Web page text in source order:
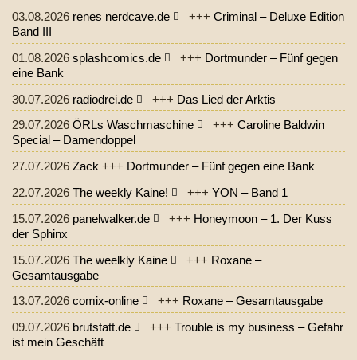
03.08.2026 renes nerdcave.de +++ Criminal – Deluxe Edition
Band III
01.08.2026 splashcomics.de +++ Dortmunder – Fünf gegen
eine Bank
30.07.2026 radiodrei.de +++ Das Lied der Arktis
29.07.2026 ÖRLs Waschmaschine +++ Caroline Baldwin
Special – Damendoppel
27.07.2026 Zack +++ Dortmunder – Fünf gegen eine Bank
22.07.2026 The weekly Kaine! +++ YON – Band 1
15.07.2026 panelwalker.de +++ Honeymoon – 1. Der Kuss
der Sphinx
15.07.2026 The weelkly Kaine +++ Roxane –
Gesamtausgabe
13.07.2026 comix-online +++ Roxane – Gesamtausgabe
09.07.2026 brutstatt.de +++ Trouble is my business – Gefahr
ist mein Geschäft